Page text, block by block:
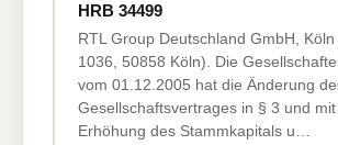
HRB 34499
RTL Group Deutschland GmbH,
1036, 50858 Köln). Die
vom 01.12.2005 hat die Änderung
Gesellschaftsvertrages in § 3 und
Erhöhung des Stammkapitals u…